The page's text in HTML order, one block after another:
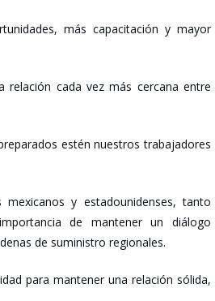
más capacitación y mayor
relación cada vez más cercana entre
estén nuestros trabajadores
y estadounidenses, tanto
de mantener un diálogo
de suministro regionales.
para mantener una relación sólida,